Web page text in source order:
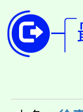
代理(
公告
代理(
轉知
《
程，
縣市
桃園